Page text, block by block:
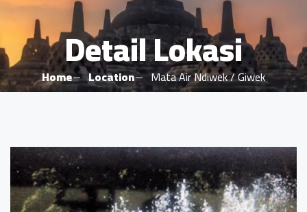
Detail Lokasi
Home Location Mata Air Ndiwek / Giwek